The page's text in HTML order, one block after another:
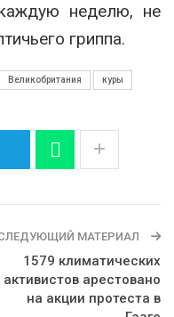
неделю, не
гриппа.
Великобритания куры
МАТЕРИАЛ
1579 климатических
активистов арестовано
на акции протеста в